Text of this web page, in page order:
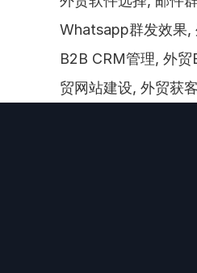
Whatsapp群发效果,
B2B CRM管理, 外
贸网站建设, 外贸获